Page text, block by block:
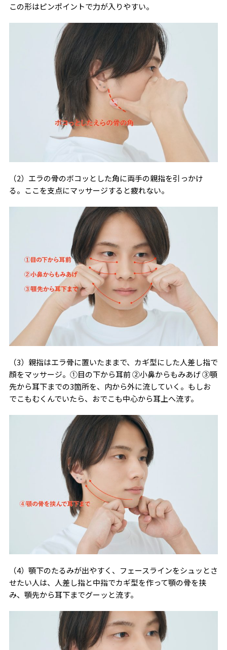
この形はピンポイントで力が入りやすい。
（2）エラの骨のボコッとした角に両手の親指を引っかけ
る。ここを支点にマッサージすると疲れない。
（3）親指はエラ骨に置いたままで、カギ型にした人差し指で
顔をマッサージ。①目の下から耳前 ②小鼻からもみあげ ③顎
先から耳下までの3箇所を、内から外に流していく。もしお
でこもむくんでいたら、おでこも中心から耳上へ流す。
（4）顎下のたるみが出やすく、フェースラインをシュッとさ
せたい人は、人差し指と中指でカギ型を作って顎の骨を挟
み、顎先から耳下までグーッと流す。